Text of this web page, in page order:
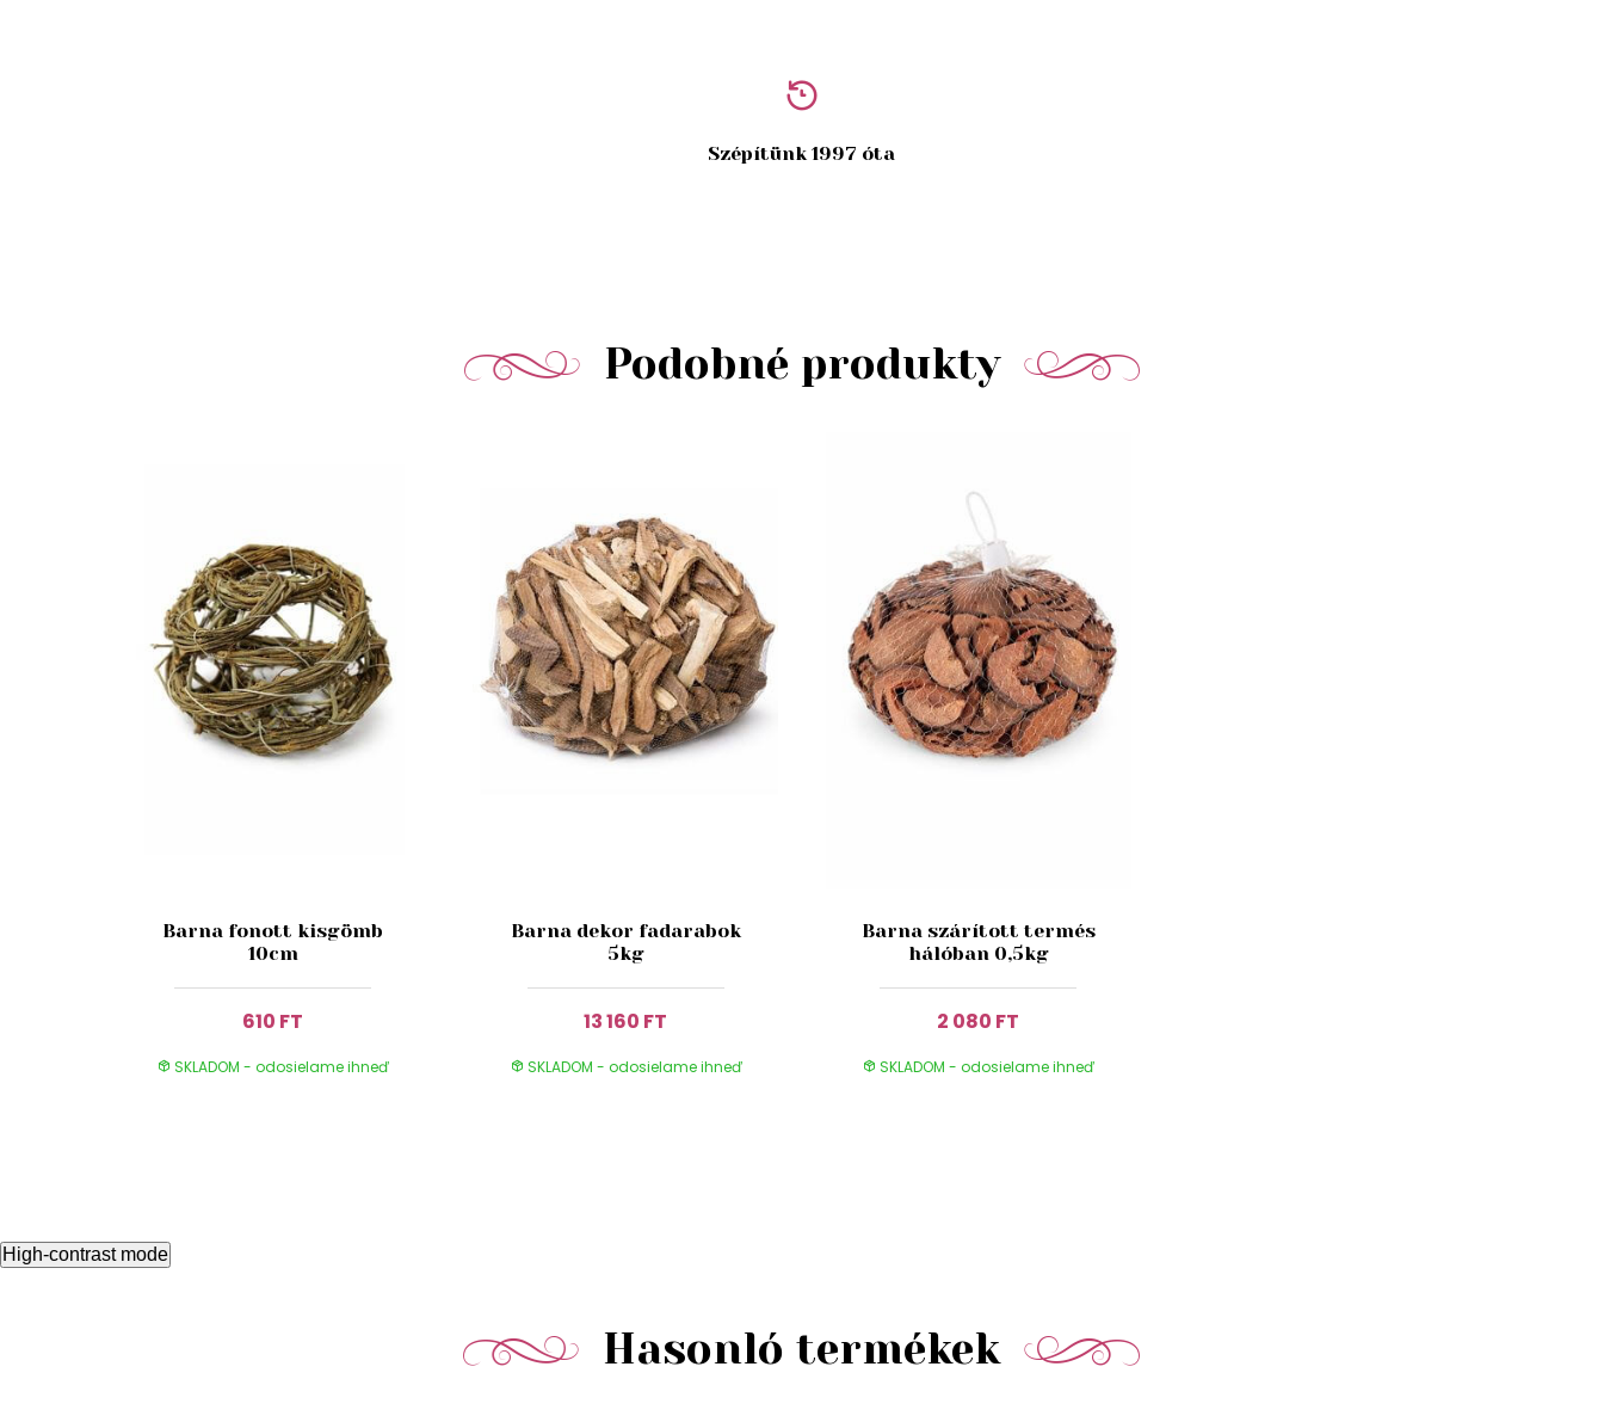
Szépítünk 1997 óta
Podobné produkty
Barna fonott kisgömb
10cm
610 FT
SKLADOM - odosielame ihneď
Barna dekor fadarabok
5kg
13 160 FT
SKLADOM - odosielame ihneď
Barna szárított termés
hálóban 0,5kg
2 080 FT
SKLADOM - odosielame ihneď
High-contrast mode
Hasonló termékek